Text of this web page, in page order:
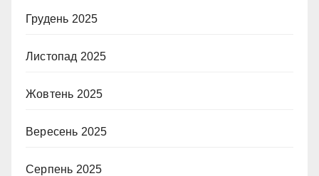
Грудень 2025
Листопад 2025
Жовтень 2025
Вересень 2025
Серпень 2025